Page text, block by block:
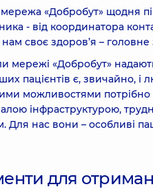
«Добробут» щодня
- від координатора
своє здоров’я –
мережі «Добробут»
пацієнтів є, звичайно,
можливостями потрібно
інфраструктурою,
Для нас вони – особливі
для